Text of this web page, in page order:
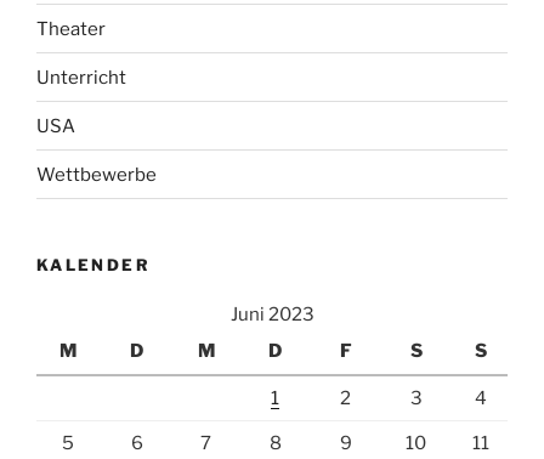
Theater
Unterricht
USA
Wettbewerbe
KALENDER
Juni 2023
M
D M D F S S
1 2 3 4
5 6 7 8 9 10 11